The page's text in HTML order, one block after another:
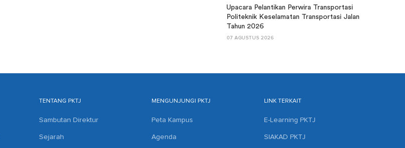
Upacara Pelantikan Perwira Transportasi
Politeknik Keselamatan Transportasi Jalan
Tahun 2026
07 AGUSTUS 2026
TENTANG PKTJ
Sambutan Direktur
Sejarah
MENGUNJUNGI PKTJ
Peta Kampus
Agenda
LINK TERKAIT
E-Learning PKTJ
SIAKAD PKTJ